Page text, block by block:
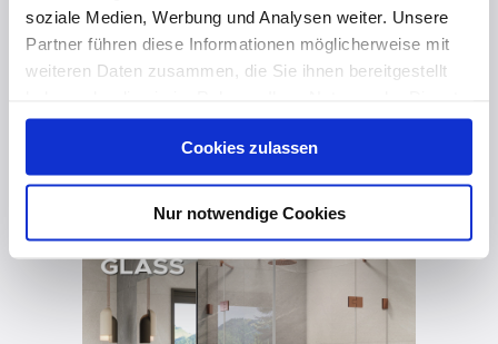
soziale Medien, Werbung und Analysen weiter. Unsere
Partner führen diese Informationen möglicherweise mit
weiteren Daten zusammen, die Sie ihnen bereitgestellt
gesammelt haben. Hier finden Sie Informationen zum
und unserImpressum.
Cookies zulassen
Nur notwendige Cookies